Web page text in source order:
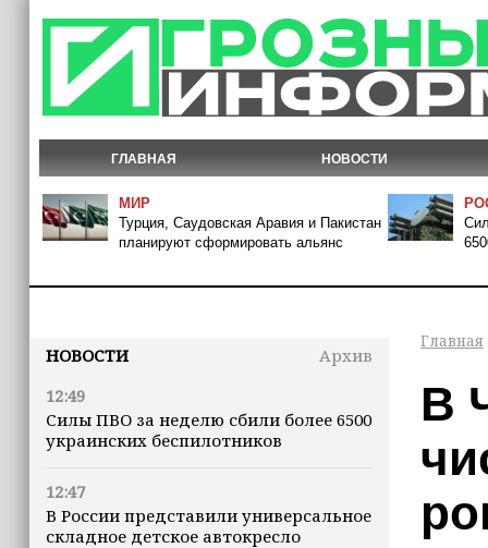
ГЛАВНАЯ НОВОСТИ
МИР
Турция, Саудовская Аравия и Пакистан
планируют сформировать альянс
НОВОСТИ
Архив
12:49
Силы ПВО за неделю сбили более 6500
украинских беспилотников
12:47
В России представили универсальное
складное детское автокресло
Главная
В